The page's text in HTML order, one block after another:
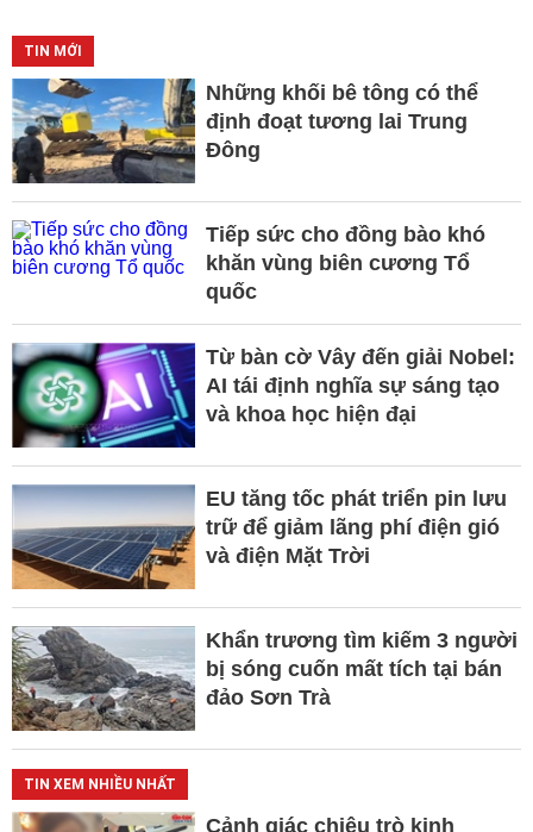
TIN MỚI
Những khối bê tông có thể
định đoạt tương lai Trung
Đông
Tiếp sức cho đồng bào khó
khăn vùng biên cương Tổ
quốc
Từ bàn cờ Vây đến giải Nobel:
AI tái định nghĩa sự sáng tạo
và khoa học hiện đại
EU tăng tốc phát triển pin lưu
trữ để giảm lãng phí điện gió
và điện Mặt Trời
Khẩn trương tìm kiếm 3 người
bị sóng cuốn mất tích tại bán
đảo Sơn Trà
TIN XEM NHIỀU NHẤT
Cảnh giác chiêu trò kinh